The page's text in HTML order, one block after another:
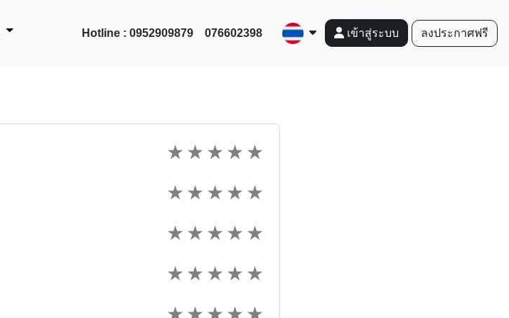
Hotline : 0952909879 076602398 เข้าสู่ระบบ ลงประกาศฟรี
★
★
★
★
★
★
★
★
★
★
★
★
★
★
★
★
★
★
★
★